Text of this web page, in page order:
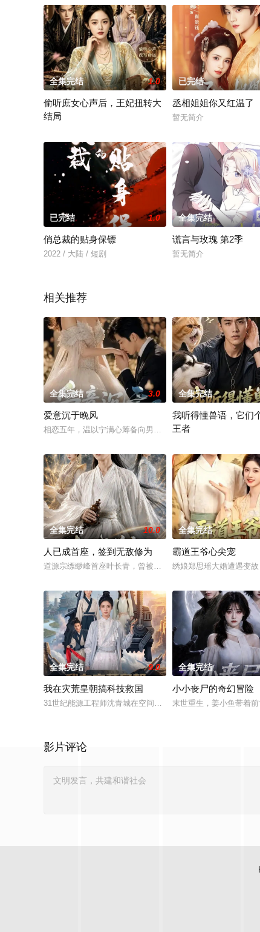
全集完结 1.0
偷听庶女心声后，王妃扭转大
结局
已完结
丞相姐姐你又红温了
暂无简介
已完结 1.0
俏总裁的贴身保镖
2022 / 大陆 / 短剧
全集完结
谎言与玫瑰 第2季
暂无简介
相关推荐
全集完结 3.0
爱意沉于晚风
相恋五年，温以宁满心筹备向男友顾西洲求婚，却意外得知
全集完结
我听得懂兽语，它们
王者
全集完结 10.0
人已成首座，签到无敌修为
道源宗缥缈峰首座叶长青，曾被众人误认为资质平平，却在
全集完结
霸道王爷心尖宠
绣娘郑思瑶大婚遭遇变
全集完结 9.0
我在灾荒皇朝搞科技救国
31世纪能源工程师沈青城在空间实验中意外穿越，成为大梁
全集完结
小小丧尸的奇幻冒险
末世重生，姜小鱼带着
影片评论